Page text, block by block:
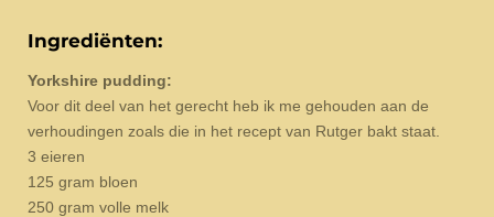
Ingrediënten:
Yorkshire pudding:
Voor dit deel van het gerecht heb ik me gehouden aan de
verhoudingen zoals die in het recept van Rutger bakt staat.
3 eieren
125 gram bloen
250 gram volle melk